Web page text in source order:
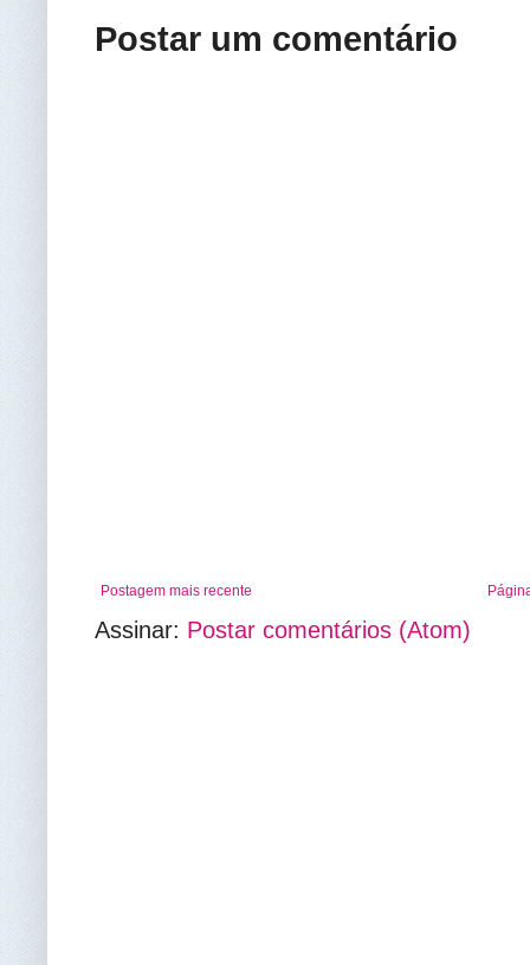
Postar um comentário
Postagem mais recente
Assinar: Postar comentários (Atom)